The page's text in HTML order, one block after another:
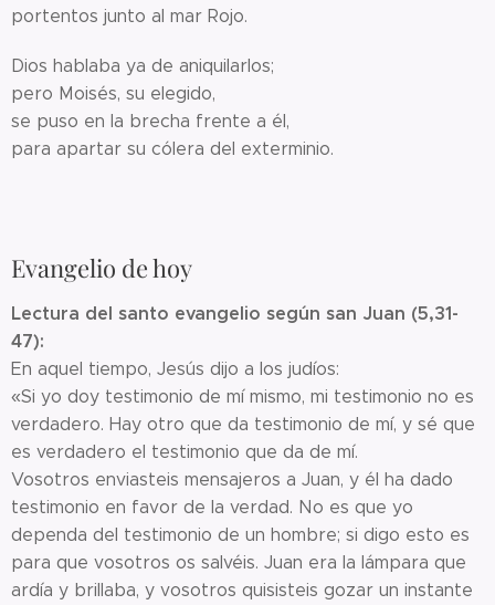
portentos junto al mar Rojo.
Dios hablaba ya de aniquilarlos;
pero Moisés, su elegido,
se puso en la brecha frente a él,
para apartar su cólera del exterminio.
Evangelio de hoy
Lectura del santo evangelio según san Juan (5,31-
47):
En aquel tiempo, Jesús dijo a los judíos:
«Si yo doy testimonio de mí mismo, mi testimonio no es
verdadero. Hay otro que da testimonio de mí, y sé que
es verdadero el testimonio que da de mí.
Vosotros enviasteis mensajeros a Juan, y él ha dado
testimonio en favor de la verdad. No es que yo
dependa del testimonio de un hombre; si digo esto es
para que vosotros os salvéis. Juan era la lámpara que
ardía y brillaba, y vosotros quisisteis gozar un instante